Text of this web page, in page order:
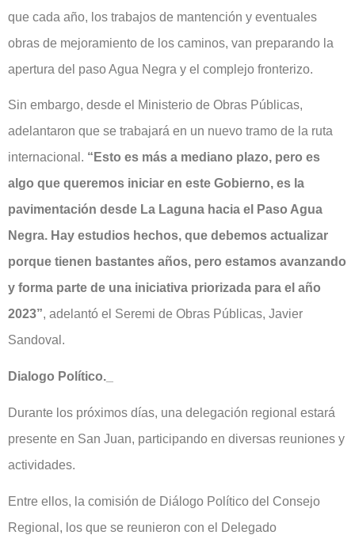
que cada año, los trabajos de mantención y eventuales
obras de mejoramiento de los caminos, van preparando la
apertura del paso Agua Negra y el complejo fronterizo.
Sin embargo, desde el Ministerio de Obras Públicas,
adelantaron que se trabajará en un nuevo tramo de la ruta
internacional. “Esto es más a mediano plazo, pero es
algo que queremos iniciar en este Gobierno, es la
pavimentación desde La Laguna hacia el Paso Agua
Negra. Hay estudios hechos, que debemos actualizar
porque tienen bastantes años, pero estamos avanzando
y forma parte de una iniciativa priorizada para el año
2023”, adelantó el Seremi de Obras Públicas, Javier
Sandoval.
Dialogo Político._
Durante los próximos días, una delegación regional estará
presente en San Juan, participando en diversas reuniones y
actividades.
Entre ellos, la comisión de Diálogo Político del Consejo
Regional, los que se reunieron con el Delegado